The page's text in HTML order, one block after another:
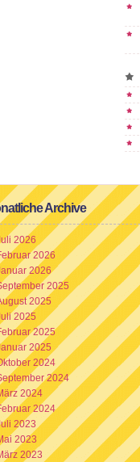
Archive
2026
2026
2026
2025
2025
2025
2025
2025
2024
2024
2024
2024
2023
2023
2023